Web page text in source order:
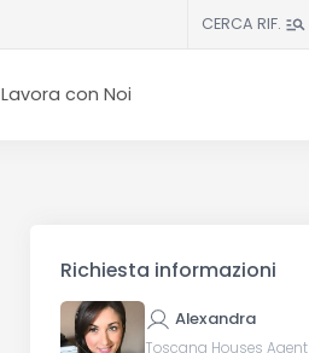
CERCA RIF.
Lavora con Noi
Richiesta informazioni
Alexandra
Toscana Houses Agent